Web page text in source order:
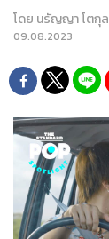
โดย นรัญญา โตกุล
09.08.2023